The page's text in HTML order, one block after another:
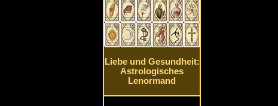
Liebe und Gesundheit:
Astrologisches
Lenormand